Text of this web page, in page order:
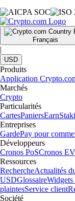
Français
|
USD
Produits
Application
Marchés
Crypto
Particularités
CartesPaniersEarn
Entreprises
GardePay pour
Développeurs
Cronos PoSCronos
Ressources
RechercheActualités
USDGlossaire
plaintesService client
Société